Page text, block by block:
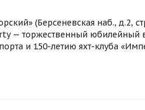
(Берсеневская наб., д.2,
— торжественный юбилейный
и 150-летию яхт-клуба